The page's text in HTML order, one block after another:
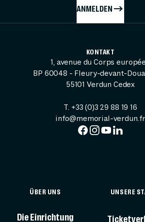
ANMELDEN
KONTAKT
1, avenue du Corps
BP 60048 - Fleury-devant-
55101 Verdun Cedex
T. +33 (0)3 29 88 19 16
info@memorial-verdun.fr
ÜBER UNS
Die Einrichtung
UNSERE